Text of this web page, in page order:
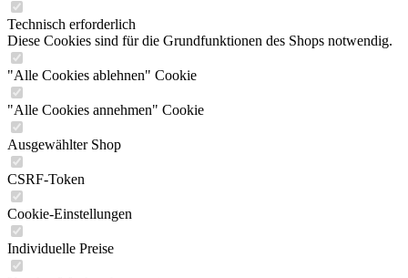
Technisch erforderlich
Diese Cookies sind für die Grundfunktionen des Shops notwendig.
"Alle Cookies ablehnen" Cookie
"Alle Cookies annehmen" Cookie
Ausgewählter Shop
CSRF-Token
Cookie-Einstellungen
Individuelle Preise